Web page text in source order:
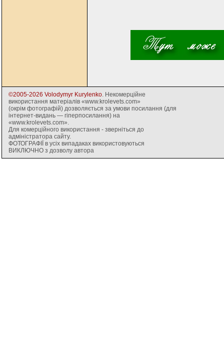
©2005-2026 Volodymyr Kurylenko . Некомерційне
використання матеріалів «www.krolevets.com»
(окрім фотографій) дозволяється за умови посилання (для
інтернет-видань — гіперпосилання) на
«www.krolevets.com».
Для комерційного використання - зверніться до
адміністратора сайту.
ФОТОГРАФІЇ в усіх випадаках використовуються
ВИКЛЮЧНО з дозволу автора